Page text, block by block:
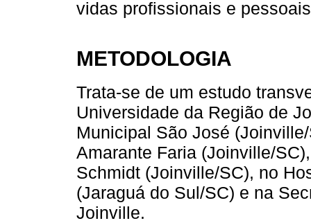
vidas profissionais e
METODOLOGIA
Trata-se de um estudo
Universidade da Região de
Municipal São José
Amarante Faria (Joinville/
Schmidt (Joinville/SC), no
(Jaraguá do Sul/SC) e na
Joinville.